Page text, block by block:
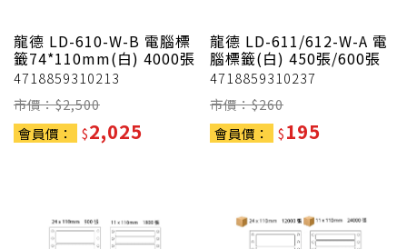
龍德 LD-610-W-B 電腦標
籤74*110mm(白) 4000張
4718859310213
市價：$2,500
會員價：
$2,025
龍德 LD-611/612-W-A 電
腦標籤(白) 450張/600張
4718859310237
市價：$260
會員價：
$195